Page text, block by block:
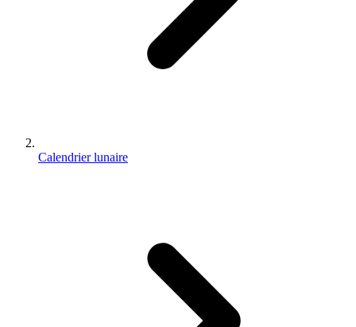
Calendrier lunaire